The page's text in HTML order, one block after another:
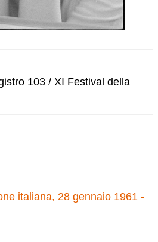
103 / XI Festival della
italiana, 28 gennaio 1961 -